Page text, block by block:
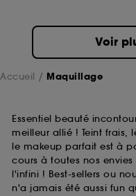
Voir
Accueil Maquillage
Essentiel beauté
meilleur allié ! Teint frais,
le makeup parfait est à
cours à toutes nos
l'infini ! Best-sellers ou
n'a jamais été aussi fun
sur "continuer sans
moment choisir de
souhaitez obtenir plus